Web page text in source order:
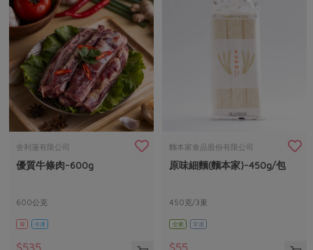
舍利蓮有限公司
優質牛條肉-600g
600公克
葷 冷凍
$535
麵本家食品股份有限公司
原味細麵(麵本家)-450g/包
450克/3束
全素 常溫
$55